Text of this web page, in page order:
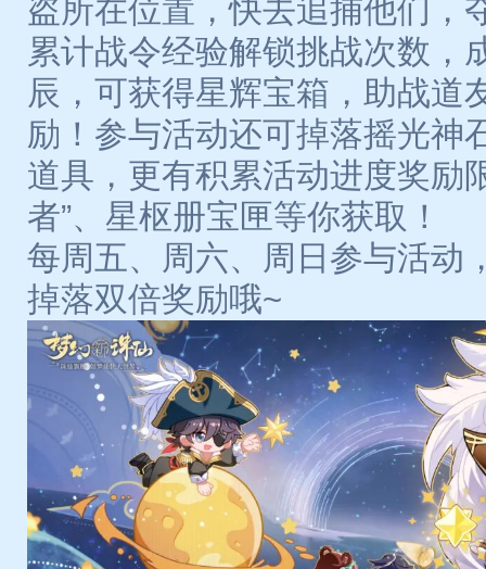
盗所在位置，快去追捕他们，
累计战令经验解锁挑战次数，
辰，可获得星辉宝箱，助战道
励！参与活动还可掉落摇光神
道具，更有积累活动进度奖励
者”、星枢册宝匣等你获取！
每周五、周六、周日参与活动
掉落双倍奖励哦~